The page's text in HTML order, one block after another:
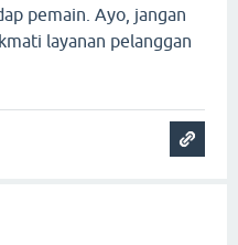
pemain. Ayo, jangan
layanan pelanggan